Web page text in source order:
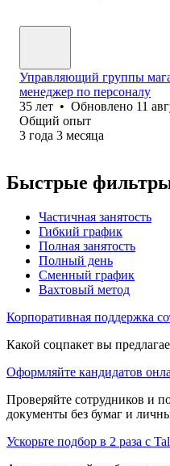
Управляющий группы
менеджер по персоналу
35 лет • Обновлено 11
Общий опыт
3 года 3 месяца
Быстрые
Частичная занятость
Гибкий график
Полная занятость
Полный день
Сменный график
Вахтовый метод
Корпоративная поддержка
Какой соцпакет вы
Оформляйте кандидатов
Проверяйте сотрудников и
документы без бумаг и
Ускорьте подбор в 2 раза с